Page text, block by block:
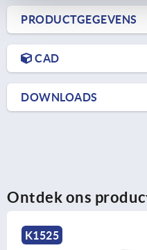
PRODUCTGEGEVENS
CAD
DOWNLOADS
Ontdek ons
K1525